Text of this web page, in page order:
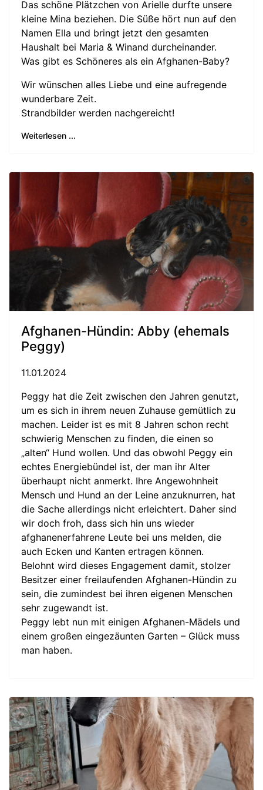
Das schöne Plätzchen von Arielle durfte unsere
kleine Mina beziehen. Die Süße hört nun auf den
Namen Ella und bringt jetzt den gesamten
Haushalt bei Maria & Winand durcheinander.
Was gibt es Schöneres als ein Afghanen-Baby?
Wir wünschen alles Liebe und eine aufregende
wunderbare Zeit.
Strandbilder werden nachgereicht!
Weiterlesen ...
Afghanen-Hündin: Abby (ehemals
Peggy)
11.01.2024
Peggy hat die Zeit zwischen den Jahren genutzt,
um es sich in ihrem neuen Zuhause gemütlich zu
machen. Leider ist es mit 8 Jahren schon recht
schwierig Menschen zu finden, die einen so
„alten“ Hund wollen. Und das obwohl Peggy ein
echtes Energiebündel ist, der man ihr Alter
überhaupt nicht anmerkt. Ihre Angewohnheit
Mensch und Hund an der Leine anzuknurren, hat
die Sache allerdings nicht erleichtert. Daher sind
wir doch froh, dass sich hin uns wieder
afghanenerfahrene Leute bei uns melden, die
auch Ecken und Kanten ertragen können.
Belohnt wird dieses Engagement damit, stolzer
Besitzer einer freilaufenden Afghanen-Hündin zu
sein, die zumindest bei ihren eigenen Menschen
sehr zugewandt ist.
Peggy lebt nun mit einigen Afghanen-Mädels und
einem großen eingezäunten Garten – Glück muss
man haben.